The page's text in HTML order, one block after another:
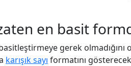
en basit
gerek
karışık sayı formatını